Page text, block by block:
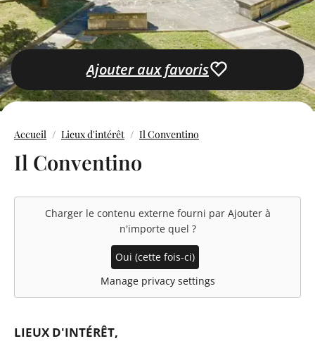
Ajouter aux favoris
Accueil Lieux d'intérêt Il Conventino
Il Conventino
Charger le contenu externe fourni par Ajouter à
n'importe quel ?
Oui (cette fois-ci)
Manage privacy settings
LIEUX D'INTÉRÊT